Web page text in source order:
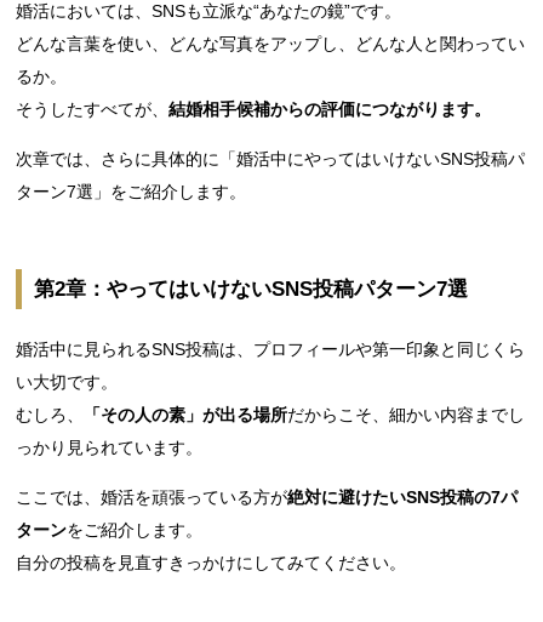
婚活においては、SNSも立派な“あなたの鏡”です。
どんな言葉を使い、どんな写真をアップし、どんな人と関わってい
るか。
そうしたすべてが、結婚相手候補からの評価につながります。
次章では、さらに具体的に「婚活中にやってはいけないSNS投稿パ
ターン7選」をご紹介します。
第2章：やってはいけないSNS投稿パターン7選
婚活中に見られるSNS投稿は、プロフィールや第一印象と同じくら
い大切です。
むしろ、
「その人の素」が出る場所だからこそ、細かい内容までし
っかり見られています。
ここでは、婚活を頑張っている方が絶対に避けたいSNS投稿の7パ
ターンをご紹介します。
自分の投稿を見直すきっかけにしてみてください。